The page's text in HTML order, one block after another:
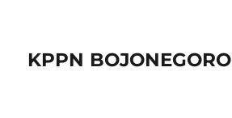
KPPN BOJONEGORO